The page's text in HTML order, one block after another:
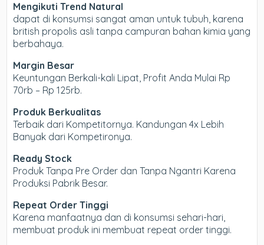
Mengikuti Trend Natural
dapat di konsumsi sangat aman untuk tubuh, karena
british propolis asli tanpa campuran bahan kimia yang
berbahaya.
Margin Besar
Keuntungan Berkali-kali Lipat, Profit Anda Mulai Rp
70rb – Rp 125rb.
Produk Berkualitas
Terbaik dari Kompetitornya. Kandungan 4x Lebih
Banyak dari Kompetironya.
Ready Stock
Produk Tanpa Pre Order dan Tanpa Ngantri Karena
Produksi Pabrik Besar.
Repeat Order Tinggi
Karena manfaatnya dan di konsumsi sehari-hari,
membuat produk ini membuat repeat order tinggi.